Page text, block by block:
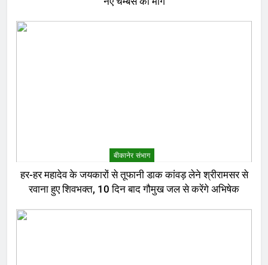
बीकानेर संभाग
हर-हर महादेव के जयकारों से तूफानी डाक कांवड़ लेने श्रीरामसर से
रवाना हुए शिवभक्त, 10 दिन बाद गौमुख जल से करेंगे अभिषेक